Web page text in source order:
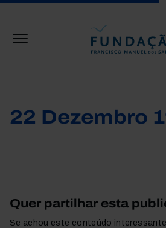
22 Dezembro
Quer partilhar esta
Se achou este conteúdo